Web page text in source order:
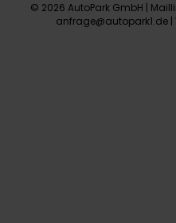
© 2026 AutoPark GmbH |
anfrage@autopark1.de |